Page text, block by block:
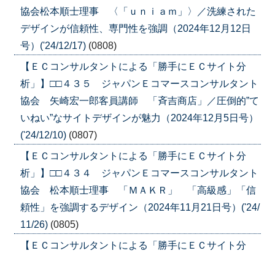
協会松本順士理事 〈「ｕｎｉａｍ」〉／洗練された
デザインが信頼性、専門性を強調（2024年12月12日
号）('24/12/17) (0808)
【ＥＣコンサルタントによる「勝手にＥＣサイト分
析」】□□４３５ ジャパンＥコマースコンサルタント
協会 矢崎宏一郎客員講師 「斉吉商店」／圧倒的”て
いねい”なサイトデザインが魅力（2024年12月5日号）
('24/12/10) (0807)
【ＥＣコンサルタントによる「勝手にＥＣサイト分
析」】□□４３４ ジャパンＥコマースコンサルタント
協会 松本順士理事 「ＭＡＫＲ」 「高級感」「信
頼性」を強調するデザイン（2024年11月21日号）('24/
11/26) (0805)
【ＥＣコンサルタントによる「勝手にＥＣサイト分